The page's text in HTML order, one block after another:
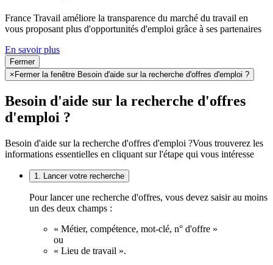
France Travail améliore la transparence du marché du travail en
vous proposant plus d'opportunités d'emploi grâce à ses partenaires
En savoir plus
Fermer
× Fermer la fenêtre Besoin d'aide sur la recherche d'offres d'emploi ?
Besoin d'aide sur la recherche d'offres
d'emploi ?
Besoin d'aide sur la recherche d'offres d'emploi ?Vous trouverez les
informations essentielles en cliquant sur l'étape qui vous intéresse
1. Lancer votre recherche
Pour lancer une recherche d'offres, vous devez saisir au moins
un des deux champs :
« Métier, compétence, mot-clé, n° d'offre »
ou
« Lieu de travail ».